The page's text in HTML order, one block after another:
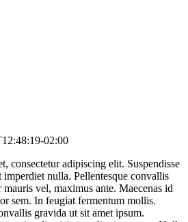
02:00
consectetur adipiscing elit. Suspendisse
imperdiet nulla. Pellentesque convallis
vel, maximus ante. Maecenas id
sem. In feugiat fermentum mollis.
gravida ut sit amet ipsum.